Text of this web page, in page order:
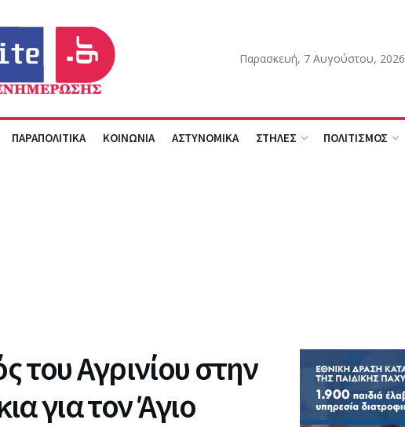
Παρασκευή, 7 Αυγούστου, 2026
ΠΑΡΑΠΟΛΙΤΙΚΑ ΚΟΙΝΩΝΙΑ ΑΣΤΥΝΟΜΙΚΑ ΣΤΗΛΕΣ ΠΟΛΙΤΙΣΜΟΣ
Αγρινίου στην
για τον Άγιο